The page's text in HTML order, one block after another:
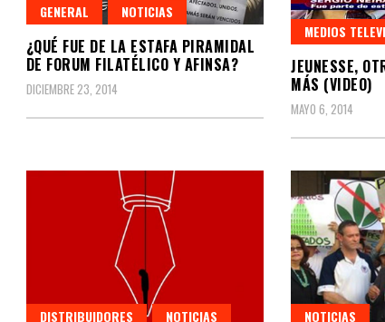
GENERAL NOTICIAS
¿QUÉ FUE DE LA ESTAFA PIRAMIDAL
DE FORUM FILATÉLICO Y AFINSA?
DICIEMBRE 23, 2014
MEDIOS
JEUNESSE,
MÁS (VIDEO)
MAYO 6, 2014
DISTRIBUIDORES NOTICIAS NOTICIAS